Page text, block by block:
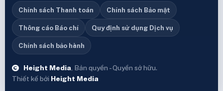
Chính sách Thanh toán Chính sách Bảo mật
Thông cáo Báo chí Quy định sử dụng Dịch vụ
Chính sách bảo hành
Height Media, Bản quyền - Quyền sở hữu.
Thiết kế bởi Height Media